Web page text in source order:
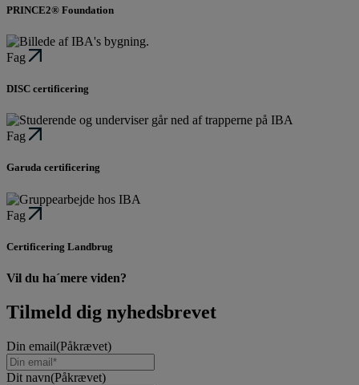
PRINCE2® Foundation
Fag
DISC certificering
Fag
Garuda certificering
Fag
Certificering Landbrug
Vil du ha´mere viden?
Tilmeld dig nyhedsbrevet
Din email(Påkrævet)
Dit navn(Påkrævet)